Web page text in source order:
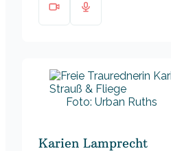
Foto: Urban Ruths
Karien Lamprecht